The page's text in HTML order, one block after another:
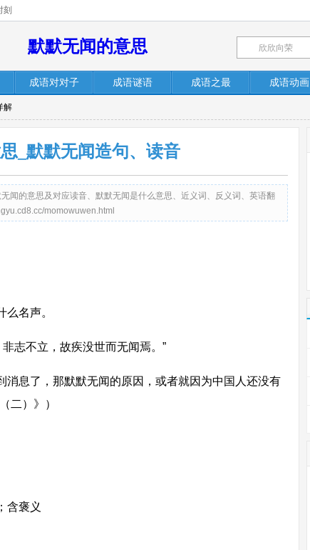
刻
默默无闻的意思
成语对对子 成语谜语 成语之最 成语动画
解
_默默无闻造句、读音
闻的意思及对应读音、默默无闻是什么意思、近义词、反义词、英语翻
momowuwen.html
名声。
非志不立，故疾没世而无闻焉。”
消息了，那默默无闻的原因，或者就因为中国人还没有
二）》）
含褒义